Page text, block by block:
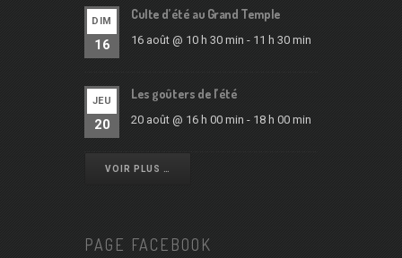
DIM
16
Culte d’été au Grand Temple
16 août @ 10 h 30 min - 11 h 30 min
JEU
20
Les goûters de l’été
20 août @ 16 h 00 min - 18 h 00 min
VOIR PLUS …
PAGE FACEBOOK